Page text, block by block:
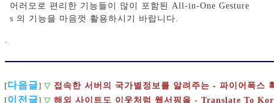
어러모로 편리한 기능들이 많이 포함된 All-in-One Gesture
s 의 기능을 마음껏 활용하시기 바랍니다.
.
[다음글] ▽ 접속한 서버의 국가별정보를 알려주는 - 파이어폭스
[이전글] ▽ 해외 사이트도 이웃처럼 웹서핑을 - Translate To